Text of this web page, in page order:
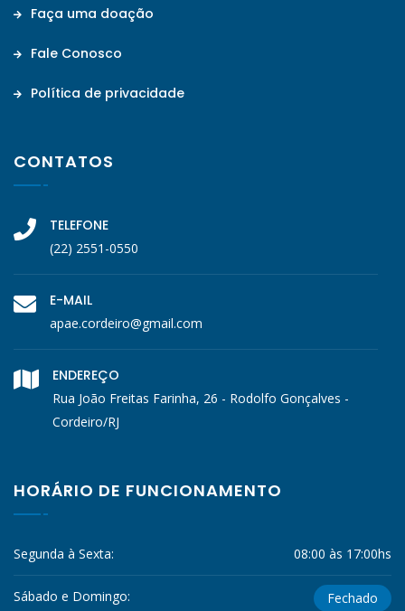
Faça uma doação
Fale Conosco
Política de privacidade
CONTATOS
TELEFONE
(22) 2551-0550
E-MAIL
apae.cordeiro@gmail.com
ENDEREÇO
Rua João Freitas Farinha, 26 - Rodolfo Gonçalves -
Cordeiro/RJ
HORÁRIO DE FUNCIONAMENTO
Segunda à Sexta: 08:00 às 17:00hs
Sábado e Domingo: Fechado